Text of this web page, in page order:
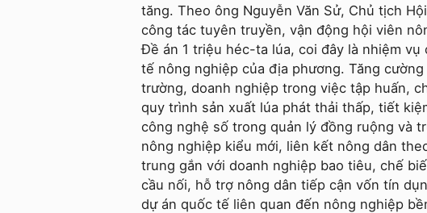
tăng. Theo ông Nguyễn Văn Sử, Chủ tịch
công tác tuyên truyền, vận động hội viên
Đề án 1 triệu héc-ta lúa, coi đây là nhiệm
tế nông nghiệp của địa phương. Tăng
trường, doanh nghiệp trong việc tập huấn,
quy trình sản xuất lúa phát thải thấp, tiết
công nghệ số trong quản lý đồng ruộng và
nông nghiệp kiểu mới, liên kết nông dân
trung gắn với doanh nghiệp bao tiêu, chế
cầu nối, hỗ trợ nông dân tiếp cận vốn tín
dự án quốc tế liên quan đến nông nghiệp